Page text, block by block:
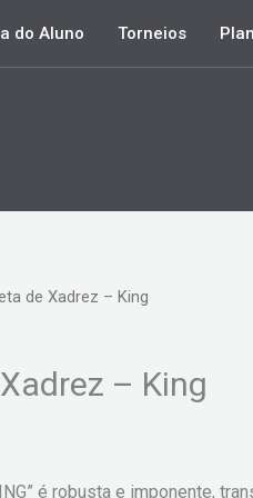
do Aluno Torneios
de Xadrez – King
– King
é robusta e imponente,